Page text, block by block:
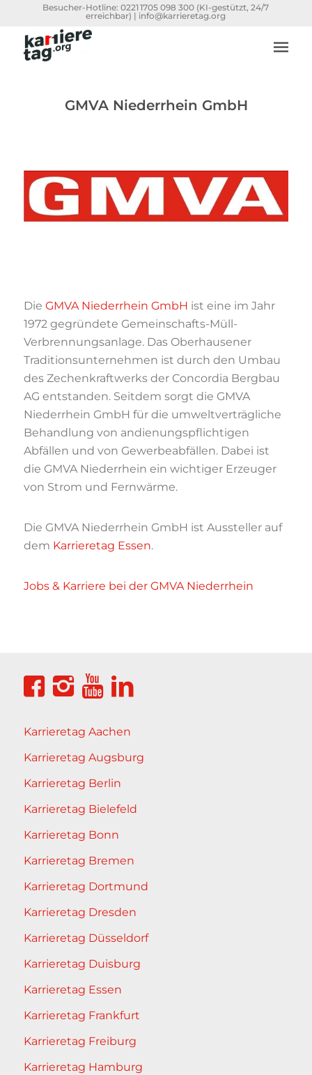
Besucher-Hotline:0221 1705 098 300 (KI-gestützt, 24/7
erreichbar) | info@karrieretag.org
GMVA Niederrhein GmbH
Die GMVA Niederrhein GmbH ist eine im Jahr
1972 gegründete Gemeinschafts-Müll-
Verbrennungsanlage. Das Oberhausener
Traditionsunternehmen ist durch den Umbau
des Zechenkraftwerks der Concordia Bergbau
AG entstanden. Seitdem sorgt die GMVA
Niederrhein GmbH für die umweltverträgliche
Behandlung von andienungspflichtigen
Abfällen und von Gewerbeabfällen. Dabei ist
die GMVA Niederrhein ein wichtiger Erzeuger
von Strom und Fernwärme.
Die GMVA Niederrhein GmbH ist Aussteller auf
dem Karrieretag Essen.
Jobs & Karriere bei der GMVA Niederrhein
Karrieretag Aachen
Karrieretag Augsburg
Karrieretag Berlin
Karrieretag Bielefeld
Karrieretag Bonn
Karrieretag Bremen
Karrieretag Dortmund
Karrieretag Dresden
Karrieretag Düsseldorf
Karrieretag Duisburg
Karrieretag Essen
Karrieretag Frankfurt
Karrieretag Freiburg
Karrieretag Hamburg